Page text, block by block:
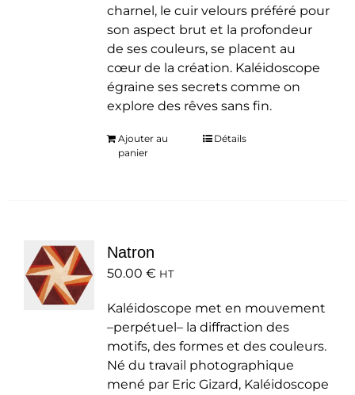
charnel, le cuir velours préféré pour
son aspect brut et la profondeur
de ses couleurs, se placent au
cœur de la création. Kaléidoscope
égraine ses secrets comme on
explore des rêves sans fin.
Ajouter au
panier
Détails
Natron
50.00 € HT
Kaléidoscope met en mouvement
–perpétuel– la diffraction des
motifs, des formes et des couleurs.
Né du travail photographique
mené par Eric Gizard, Kaléidoscope